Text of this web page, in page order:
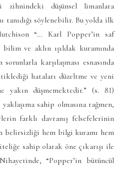
zihnindeki düşünsel limanlara
tanıdığı söylenebilir. Bu yolda ilk
“… Karl Popper’in saf
ve aklın ışıldak kuramında
karşılaşması esnasında
hataları düzeltme ve yeni
yakın düşmemektedir.” (s. 81)
sahip olmasına rağmen,
farklı davranış felsefelerinin
belirsizliği hem bilgi kuramı hem
sahip olarak öne çıkarışı ile
“Popper’in bütüncül